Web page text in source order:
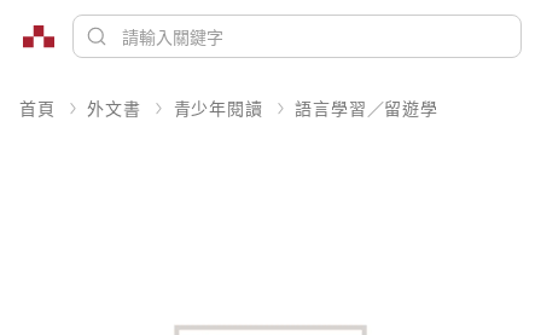
首頁 外文書 青少年閱讀 語言學習／留遊學